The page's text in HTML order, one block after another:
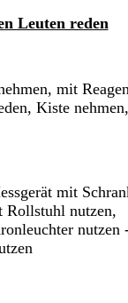
Leuten reden
mit
Kiste nehmen,
mit
Rollstuhl nutzen,
nutzen